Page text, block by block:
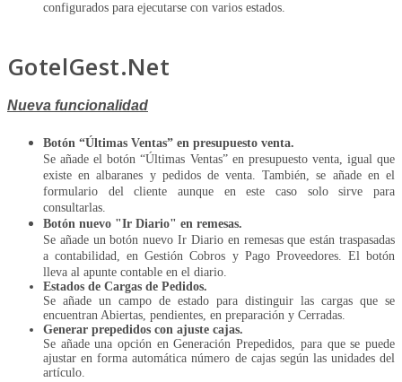
configurados para ejecutarse con varios estados.
GotelGest.Net
Nueva funcionalidad
Botón “Últimas Ventas” en presupuesto venta.
Se añade el botón “Últimas Ventas” en presupuesto venta, igual que
existe en albaranes y pedidos de venta. También, se añade en el
formulario del cliente aunque en este caso solo sirve para
consultarlas.
Botón nuevo "Ir Diario" en remesas.
Se añade un botón nuevo Ir Diario en remesas que están traspasadas
a contabilidad, en Gestión Cobros y Pago Proveedores. El botón
lleva al apunte contable en el diario.
Estados de Cargas de Pedidos.
Se añade un campo de estado para distinguir las cargas que se
encuentran Abiertas, pendientes, en preparación y Cerradas.
Generar prepedidos con ajuste cajas.
Se añade una opción en Generación Prepedidos, para que se puede
ajustar en forma automática número de cajas según las unidades del
artículo.